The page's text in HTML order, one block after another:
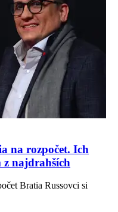
na rozpočet. Ich
z najdrahších
Bratia Russovci si